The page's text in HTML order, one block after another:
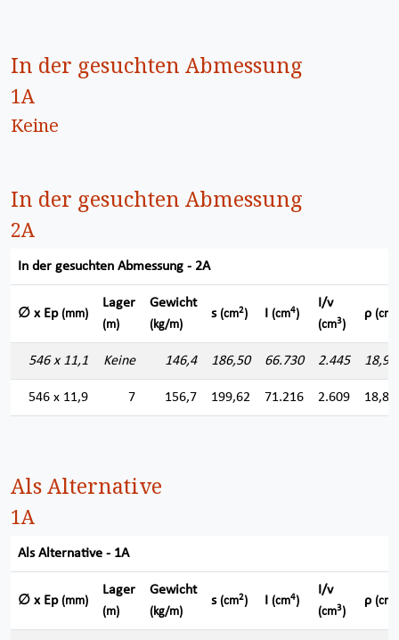
In der gesuchten Abmessung
1A
Keine
In der gesuchten Abmessung
2A
In der gesuchten Abmessung - 2A
∅ x Ep (mm)
Lager
(m)
Gewicht
(kg/m)
s (cm2) I (cm4)
I/v
(cm3)
ρ (cm)
546 x 11,1 Keine 146,4 186,50 66.730 2.445
546 x 11,9 7 156,7 199,62 71.216 2.609
Als Alternative
1A
Als Alternative - 1A
∅ x Ep (mm)
Lager
(m)
Gewicht
(kg/m)
s (cm2) I (cm4)
I/v
(cm3)
ρ (cm)